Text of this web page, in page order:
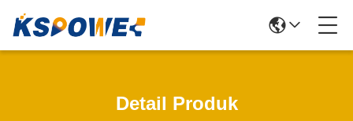
Detail Produk